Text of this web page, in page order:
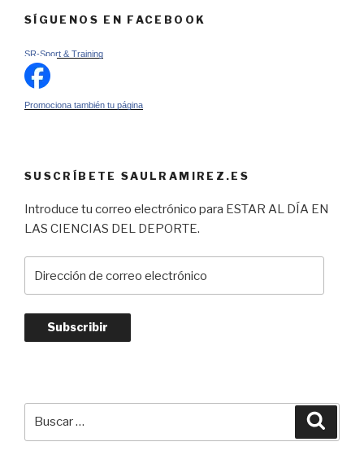
SÍGUENOS EN FACEBOOK
SR-Sport & Training
Promociona también tu página
SUSCRÍBETE SAULRAMIREZ.ES
Introduce tu correo electrónico para ESTAR AL DÍA EN
LAS CIENCIAS DEL DEPORTE.
de
electrónico
Subscribir